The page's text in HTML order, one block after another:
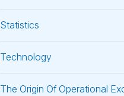
Statistics
Technology
The Origin Of Operational